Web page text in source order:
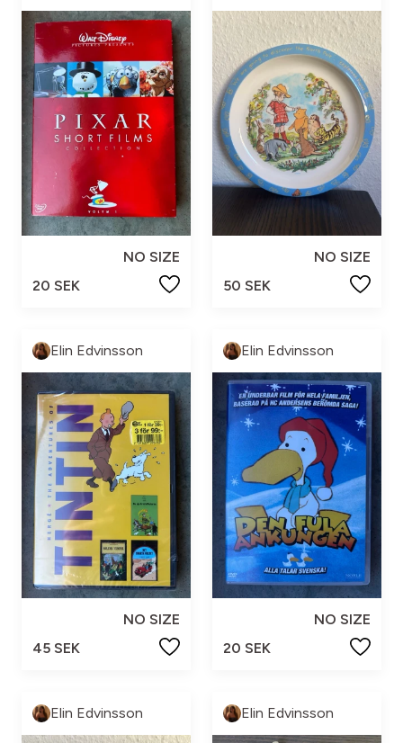
NO SIZE
20 SEK
NO SIZE
50 SEK
Elin Edvinsson
NO SIZE
45 SEK
Elin Edvinsson
NO SIZE
20 SEK
Elin Edvinsson Elin Edvinsson